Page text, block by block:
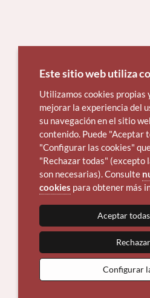
Este sitio web utiliza
Utilizamos cookies propias
mejorar la experiencia del
su navegación en el sitio
contenido. Puede "Aceptar
"Configurar las cookies"
"Rechazar todas" (excepto
son necesarias). Consulte
cookies para obtener más
Aceptar
Configurar